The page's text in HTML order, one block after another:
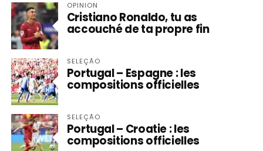
OPINION
Cristiano Ronaldo, tu as
accouché de ta propre fin
SELEÇÃO
Portugal – Espagne : les
compositions officielles
SELEÇÃO
Portugal – Croatie : les
compositions officielles